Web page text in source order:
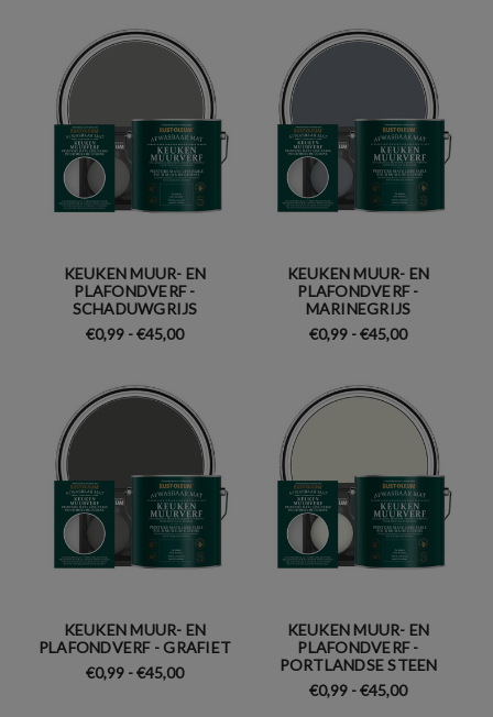
KEUKEN MUUR- EN
PLAFONDVERF -
SCHADUWGRIJS
€0,99 - €45,00
KEUKEN MUUR- EN
PLAFONDVERF -
MARINEGRIJS
€0,99 - €45,00
KEUKEN MUUR- EN
PLAFONDVERF - GRAFIET
€0,99 - €45,00
KEUKEN MUUR- EN
PLAFONDVERF -
PORTLANDSE STEEN
€0,99 - €45,00